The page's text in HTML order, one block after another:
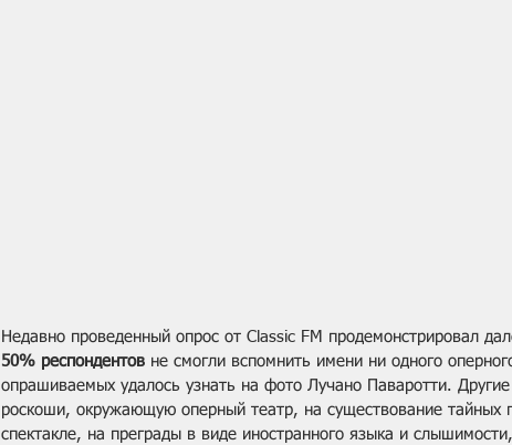
Недавно проведенный опрос от Classic FM продемонстрировал
50% респондентов не смогли вспомнить имени ни одного
опрашиваемых удалось узнать на фото Лучано Паваротти.
роскоши, окружающую оперный театр, на существование тайных
спектакле, на преграды в виде иностранного языка и